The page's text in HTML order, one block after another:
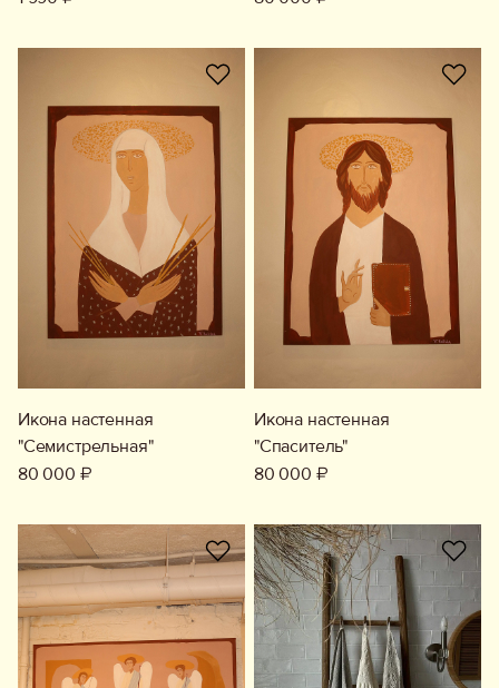
Икона настенная
"Семистрельная"
80 000 ₽
Икона настенная
"Спаситель"
80 000 ₽